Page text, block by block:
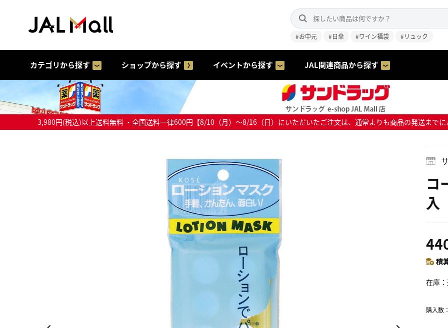
#お中元 #日傘 #ワイン福袋 #リュック
カテゴリから探す ショップから探す イベントから探す JAL関連商品から探す
3,980円(税込)以上送料無料 ・全国送料一律600円【8/10（月）～8/16（日）にいただいたご注文は、通常よりも商品の発送まで
コ
入
積
在庫
購入数